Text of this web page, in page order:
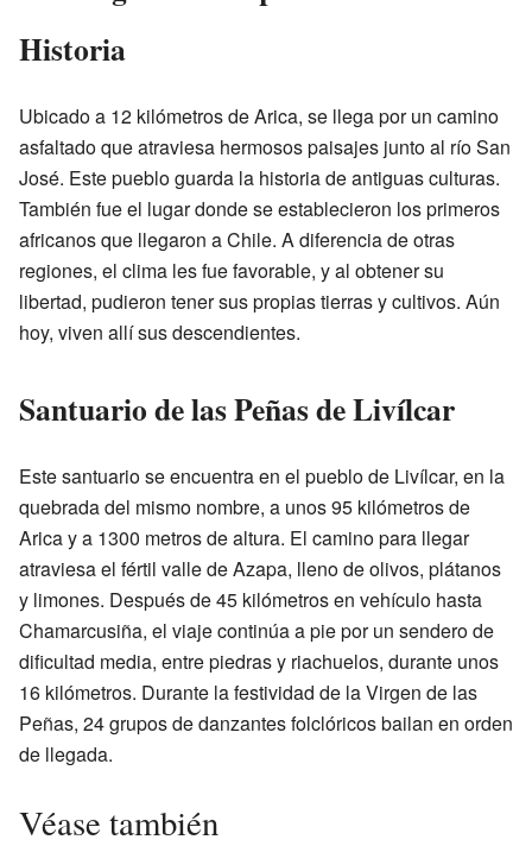
Historia
Ubicado a 12 kilómetros de Arica, se llega por un camino
asfaltado que atraviesa hermosos paisajes junto al río San
José. Este pueblo guarda la historia de antiguas culturas.
También fue el lugar donde se establecieron los primeros
africanos que llegaron a Chile. A diferencia de otras
regiones, el clima les fue favorable, y al obtener su
libertad, pudieron tener sus propias tierras y cultivos. Aún
hoy, viven allí sus descendientes.
Santuario de las Peñas de Livílcar
Este santuario se encuentra en el pueblo de Livílcar, en la
quebrada del mismo nombre, a unos 95 kilómetros de
Arica y a 1300 metros de altura. El camino para llegar
atraviesa el fértil valle de Azapa, lleno de olivos, plátanos
y limones. Después de 45 kilómetros en vehículo hasta
Chamarcusiña, el viaje continúa a pie por un sendero de
dificultad media, entre piedras y riachuelos, durante unos
16 kilómetros. Durante la festividad de la Virgen de las
Peñas, 24 grupos de danzantes folclóricos bailan en orden
de llegada.
Véase también